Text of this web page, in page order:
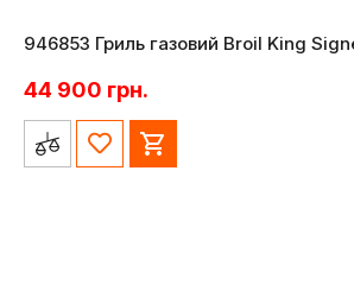
946853 Гриль газовий Broil King
44 900 грн.